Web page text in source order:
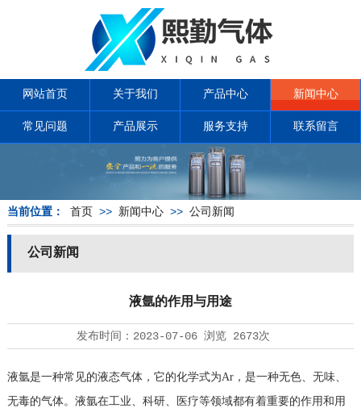
网站首页 关于我们 产品中心 新闻中心
常见问题 产品展示 服务支持 联系留言
当前位置： 首页 >> 新闻中心>> 公司新闻
公司新闻
液氩的作用与用途
发布时间： 2023-07-06浏览 2673次
液氩是一种常见的液态气体，它的化学式为Ar，是一种无色、无味、
无毒的气体。液氩在工业、科研、医疗等领域都有着重要的作用和用